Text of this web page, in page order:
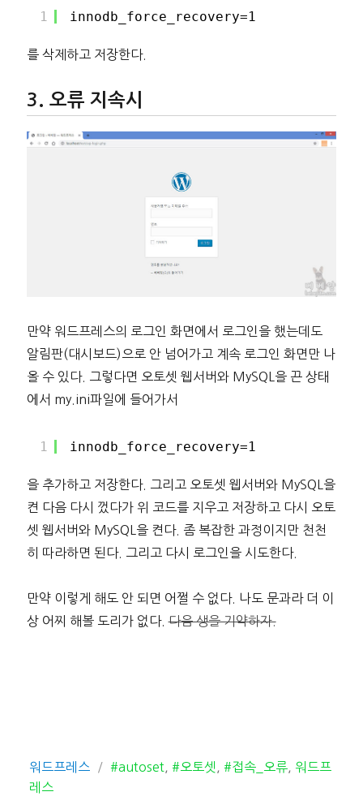
1 innodb_force_recovery=1
를 삭제하고 저장한다.
오류 지속시
만약 워드프레스의 로그인 화면에서 로그인을 했는데도
알림판(대시보드)으로 안 넘어가고 계속 로그인 화면만 나
올 수 있다. 그렇다면 오토셋 웹서버와 MySQL을 끈 상태
에서 my.ini파일에 들어가서
1 innodb_force_recovery=1
을 추가하고 저장한다. 그리고 오토셋 웹서버와 MySQL을
켠 다음 다시 껐다가 위 코드를 지우고 저장하고 다시 오토
셋 웹서버와 MySQL을 켠다. 좀 복잡한 과정이지만 천천
히 따라하면 된다. 그리고 다시 로그인을 시도한다.
만약 이렇게 해도 안 되면 어쩔 수 없다. 나도 문과라 더 이
상 어찌 해볼 도리가 없다.다음 생을 기약하자.
카
테
워드프레스
태
#autoset #오토셋 #접속_오류, 워드프
레스